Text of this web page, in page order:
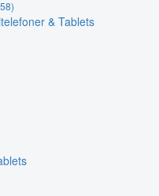
& Tablets